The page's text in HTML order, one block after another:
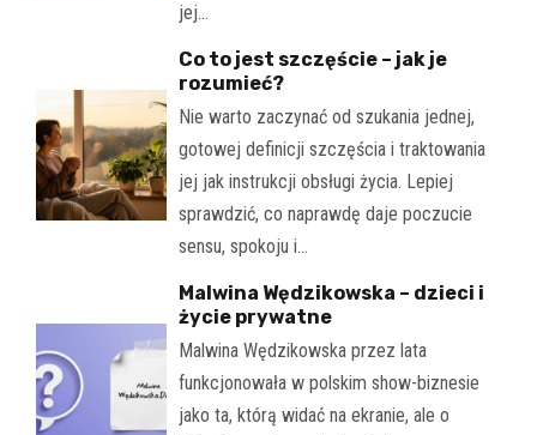
jej…
Co to jest szczęście – jak je
rozumieć?
Nie warto zaczynać od szukania jednej,
gotowej definicji szczęścia i traktowania
jej jak instrukcji obsługi życia. Lepiej
sprawdzić, co naprawdę daje poczucie
sensu, spokoju i…
Malwina Wędzikowska – dzieci i
życie prywatne
Malwina Wędzikowska przez lata
funkcjonowała w polskim show-biznesie
jako ta, którą widać na ekranie, ale o